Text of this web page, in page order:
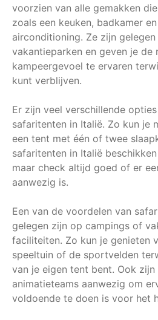
voorzien van alle gemakken
zoals een keuken, badkamer
airconditioning. Ze zijn
vakantieparken en geven je de
kampeergevoel te ervaren
kunt verblijven.
Er zijn veel verschillende
safaritenten in Italië. Zo kun je
een tent met één of twee
safaritenten in Italië
maar check altijd goed of er
aanwezig is.
Een van de voordelen van
gelegen zijn op campings of
faciliteiten. Zo kun je genieten
speeltuin of de sportvelden
van je eigen tent bent. Ook zijn
animatieteams aanwezig om
voldoende te doen is voor het